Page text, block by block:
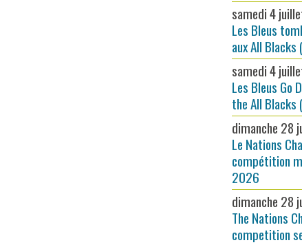
samedi 4
Les Bleus
aux All
samedi 4
Les Bleus Go
the All
dimanche 28
Le Nations
compétition
2026
dimanche 28
The Nations
competition